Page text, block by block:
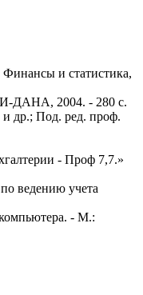
и статистика,
ДАНА, 2004. - 280 с.
др.; Под. ред. проф.
- Проф 7,7.»
ведению учета
- М.: